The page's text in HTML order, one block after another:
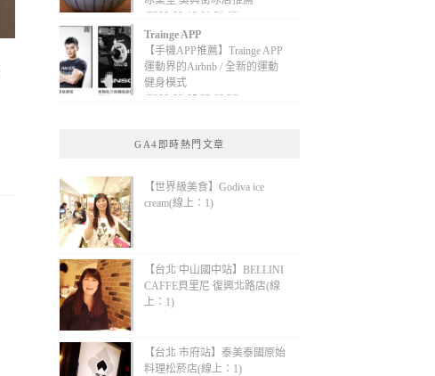
(2020-09-13 01:31:12)
Trainge APP
【手機APP推薦】Trainge APP
運動界的Airbnb / 全新的運動
健身模式
(2020-09-05 22:08:36)
GA4即時熱門文章
【世界級美食】Godiva ice
cream(線上：1)
【台北 中山國中站】BELLINI
CAFFE貝里尼 復興北路店(線
上：1)
【台北 市府站】泰美泰國原始
料理松菸店(線上：1)